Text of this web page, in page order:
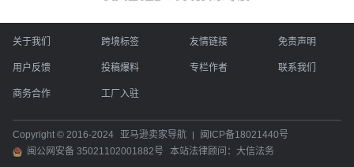
关于我们 跨境标签 友情链接 免责声明
用户反馈 投稿爆料 专栏作者 联系我们
商务合作 工厂入驻
Copyright © 2016-2024 亚马逊卖家导航
闽ICP备18021440号
闽公网安备 35021102001882号
本站法律顾问：大信法务